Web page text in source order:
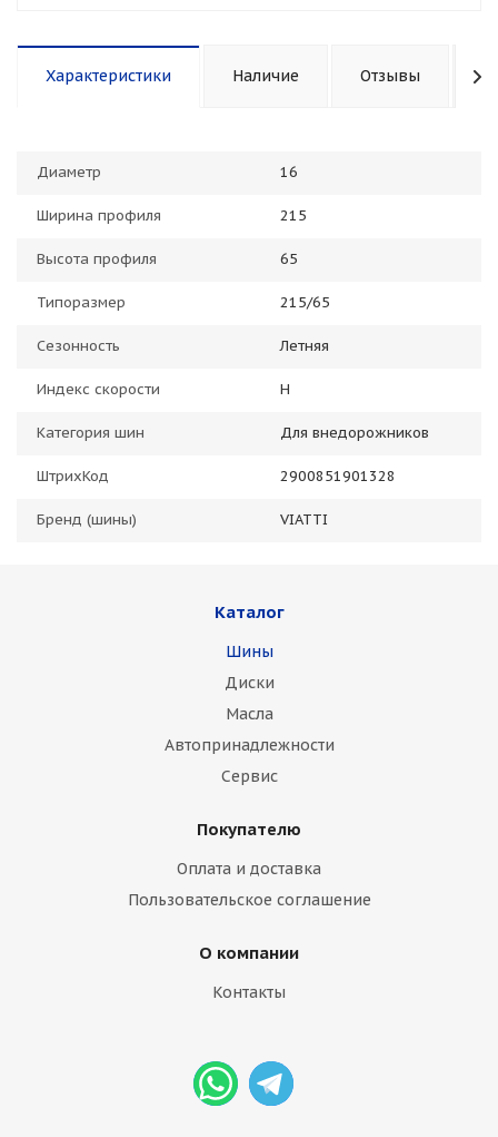
Характеристики Наличие Отзывы
Диаметр 16
Ширина профиля 215
Высота профиля 65
Типоразмер 215/65
Сезонность Летняя
Индекс скорости H
Категория шин Для внедорожников
ШтрихКод 2900851901328
Бренд (шины) VIATTI
Каталог
Шины
Диски
Масла
Автопринадлежности
Сервис
Покупателю
Оплата и доставка
Пользовательское соглашение
О компании
Контакты